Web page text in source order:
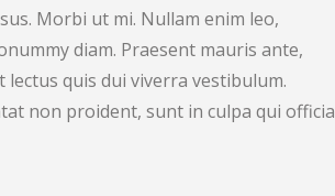
Morbi ut mi. Nullam enim leo,
diam. Praesent mauris ante,
quis dui viverra vestibulum.
non proident, sunt in culpa qui officia